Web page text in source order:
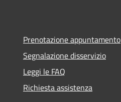
Prenotazione appuntamento
Segnalazione disservizio
Leggi le FAQ
Richiesta assistenza